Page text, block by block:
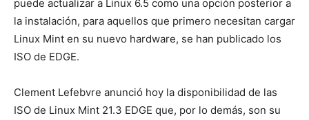
puede actualizar a Linux 6.5 como una opción posterior a
la instalación, para aquellos que primero necesitan cargar
Linux Mint en su nuevo hardware, se han publicado los
ISO de EDGE.
Clement Lefebvre anunció hoy la disponibilidad de las
ISO de Linux Mint 21.3 EDGE que, por lo demás, son su